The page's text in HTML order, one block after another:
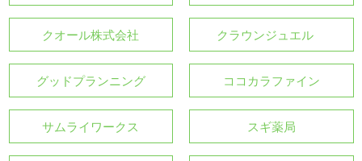
クオール株式会社 クラウンジュエル
グッドプランニング ココカラファイン
サムライワークス スギ薬局